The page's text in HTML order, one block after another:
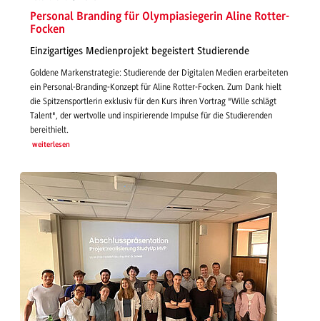
Personal Branding für Olympiasiegerin Aline Rotter-
Focken
Einzigartiges Medienprojekt begeistert Studierende
Goldene Markenstrategie: Studierende der Digitalen Medien erarbeiteten
ein Personal-Branding-Konzept für Aline Rotter-Focken. Zum Dank hielt
die Spitzensportlerin exklusiv für den Kurs ihren Vortrag "Wille schlägt
Talent", der wertvolle und inspirierende Impulse für die Studierenden
bereithielt.
weiterlesen